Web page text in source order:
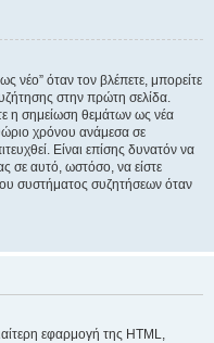
νέο” όταν τον βλέπετε, μπορείτε
στην πρώτη σελίδα.
η σημείωση θεμάτων ως νέα
χρόνου ανάμεσα σε
Είναι επίσης δυνατόν να
σε αυτό, ωστόσο, να είστε
συστήματος συζητήσεων όταν
εφαρμογή της HTML,